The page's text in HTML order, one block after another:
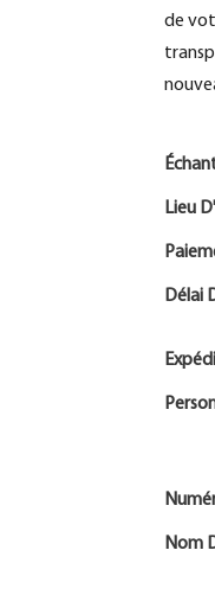
de
Lieu
Délai
Nom